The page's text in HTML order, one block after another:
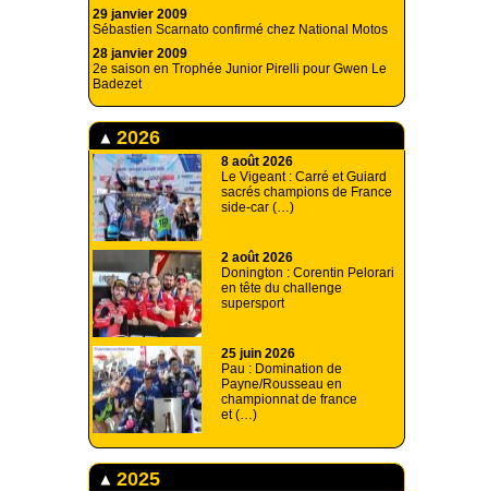
29 janvier 2009
Sébastien Scarnato confirmé chez National Motos
28 janvier 2009
2e saison en Trophée Junior Pirelli pour Gwen Le
Badezet
2026
8 août 2026
Le Vigeant : Carré et Guiard
sacrés champions de France
side-car (…)
2 août 2026
Donington : Corentin Pelorari
en tête du challenge
supersport
25 juin 2026
Pau : Domination de
Payne/Rousseau en
championnat de france
et (…)
2025